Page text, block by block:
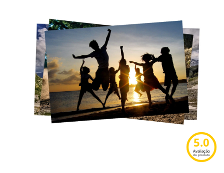
5.0
Avaliação
do produto